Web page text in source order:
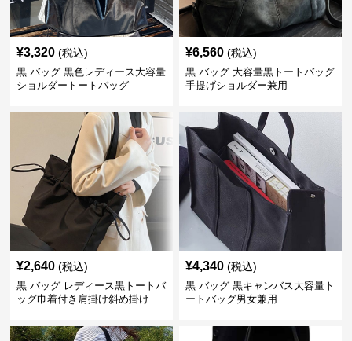
¥3,320 (税込)
黒 バッグ 黒色レディース大容量
ショルダートートバッグ
¥6,560 (税込)
黒 バッグ 大容量黒トートバッグ
手提げショルダー兼用
¥2,640 (税込)
黒 バッグ レディース黒トートバ
ッグ巾着付き肩掛け斜め掛け
¥4,340 (税込)
黒 バッグ 黒キャンバス大容量ト
ートバッグ男女兼用